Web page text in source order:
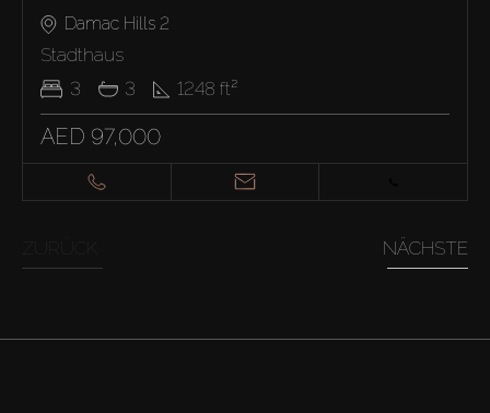
Damac Hills 2
Stadthaus
3
3 1248 ft²
AED 97,000
NÄCHSTE